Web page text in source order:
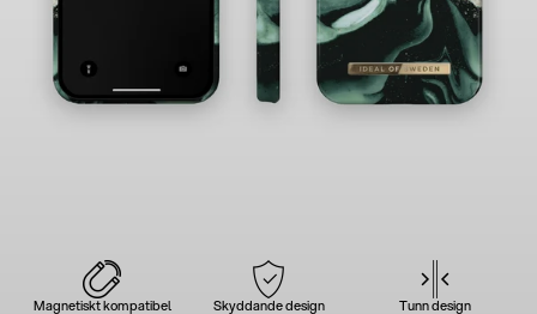
Magnetiskt kompatibel Skyddande design Tunn design